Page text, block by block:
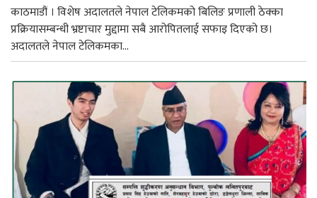
काठमाडौं । विशेष अदालतले नेपाल टेलिकमको बिलिङ प्रणाली ठेक्का
प्रक्रियासम्बन्धी भ्रष्टाचार मुद्दामा सबै आरोपितलाई सफाइ दिएको छ।
अदालतले नेपाल टेलिकमका...